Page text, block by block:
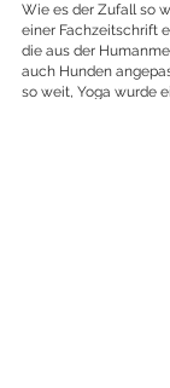
Wie es der Zufall so
einer Fachzeitschrift
die aus der
auch Hunden
so weit, Yoga wurde